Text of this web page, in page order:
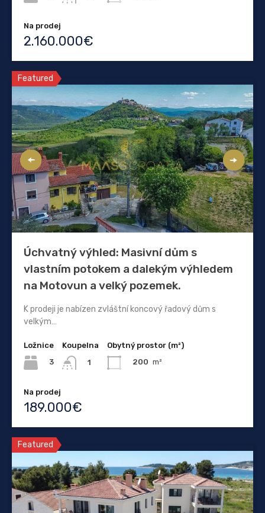
Na prodej
2.160.000€
Featured
Úchvatný výhled: Masivní dům s
vlastním potokem a dalekým výhledem
na Motovun a velký pozemek.
K prodeji je nabízen zvláštní koncový řadový dům s
velkým…
Ložnice
3
Koupelna
1
Obytný prostor (m²)
200 m²
Na prodej
189.000€
Featured